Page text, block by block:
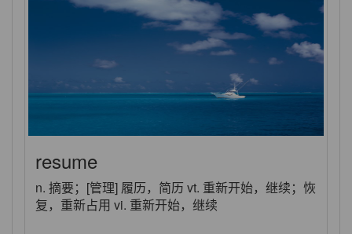
resume
n. 摘要；[管理] 履历，简历 vt. 重新开始，继续；恢
复，重新占用 vi. 重新开始，继续